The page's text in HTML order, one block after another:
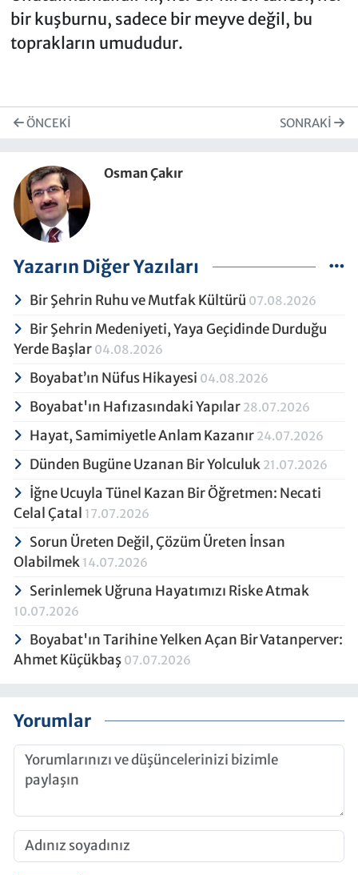
bir kuşburnu, sadece bir meyve değil, bu
toprakların umududur.
ÖNCEKI SONRAKI
Osman Çakır
Yazarın Diğer Yazıları
Bir Şehrin Ruhu ve Mutfak Kültürü 07.08.2026
Bir Şehrin Medeniyeti, Yaya Geçidinde Durduğu
Yerde Başlar 04.08.2026
Boyabat’ın Nüfus Hikayesi 04.08.2026
Boyabat'ın Hafızasındaki Yapılar 28.07.2026
Hayat, Samimiyetle Anlam Kazanır 24.07.2026
Dünden Bugüne Uzanan Bir Yolculuk 21.07.2026
İğne Ucuyla Tünel Kazan Bir Öğretmen: Necati
Celal Çatal 17.07.2026
Sorun Üreten Değil, Çözüm Üreten İnsan
Olabilmek 14.07.2026
Serinlemek Uğruna Hayatımızı Riske Atmak
10.07.2026
Boyabat'ın Tarihine Yelken Açan Bir Vatanperver:
Ahmet Küçükbaş 07.07.2026
Yorumlar